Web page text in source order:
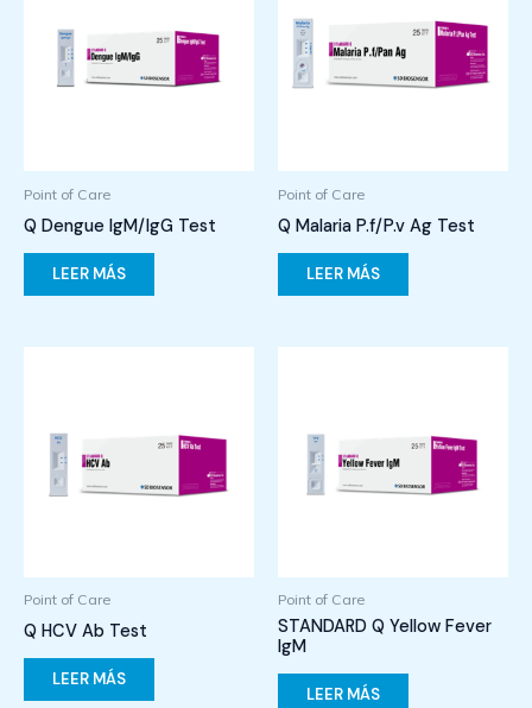
Point of Care
Q Dengue IgM/IgG Test
LEER MÁS
Point of Care
Q Malaria P.f/P.v Ag Test
LEER MÁS
Point of Care
Q HCV Ab Test
LEER MÁS
Point of Care
STANDARD Q Yellow Fever
IgM
LEER MÁS